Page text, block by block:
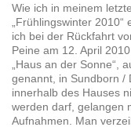
Wie ich in meinem
„Frühlingswinter
ich bei der Rückfahrt
Peine am 12. April
„Haus an der Sonne“,
genannt, in Sundborn /
innerhalb des Hauses
werden darf, gelangen
Aufnahmen. Man